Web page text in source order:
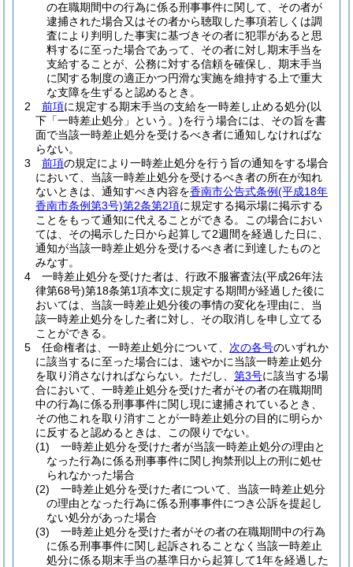
の在職期間中の行為に係る刑事事件に関して、その者が
逮捕された場合又はその者から聴取した事項若しくは調
査により判明した事実に基づきその者に犯罪があると思
料するに至った場合であって、その者に対し期末手当を
支給することが、公務に対する信頼を確保し、期末手当
に関する制度の適正かつ円滑な実施を維持する上で重大
な支障を生ずると認めるとき。
2
前項に規定する期末手当の支給を一時差し止める処分(以
下「一時差止処分」という。)を行う場合には、その旨を書
面で当該一時差止処分を受けるべき者に通知しなければな
らない。
3
前項の規定により一時差止処分を行う旨の通知をする場合
において、当該一時差止処分を受けるべき者の所在が知れ
ないときは、通知すべき内容を香南市公告式条例(平成18年
香南市条例第3号)第2条第2項に規定する掲示場に掲示する
ことをもって通知に代えることができる。
この場合におい
ては、その掲示した日から起算して2週間を経過した日に、
通知が当該一時差止処分を受けるべき者に到達したものと
みなす。
4
一時差止処分を受けた者は、行政不服審査法(平成26年法
律第68号)第18条第1項本文に規定する期間が経過した後に
おいては、当該一時差止処分後の事情の変化を理由に、当
該一時差止処分をした者に対し、その取消しを申し立てる
ことができる。
5
任命権者は、一時差止処分について、 次の各号のいずれか
に該当するに至った場合には、速やかに当該一時差止処分
を取り消さなければならない。 ただし、 第3号に該当する場
合において、一時差止処分を受けた者がその者の在職期間
中の行為に係る刑事事件に関し現に逮捕されているとき、
その他これを取り消すことが一時差止処分の目的に明らか
に反すると認めるときは、この限りでない。
(1)
一時差止処分を受けた者が当該一時差止処分の理由と
なった行為に係る刑事事件に関し拘禁刑以上の刑に処せ
られなかった場合
(2)
一時差止処分を受けた者について、当該一時差止処分
の理由となった行為に係る刑事事件につき公訴を提起し
ない処分があった場合
(3)
一時差止処分を受けた者がその者の在職期間中の行為
に係る刑事事件に関し起訴されることなく当該一時差止
処分に係る期末手当の基準日から起算して1年を経過した